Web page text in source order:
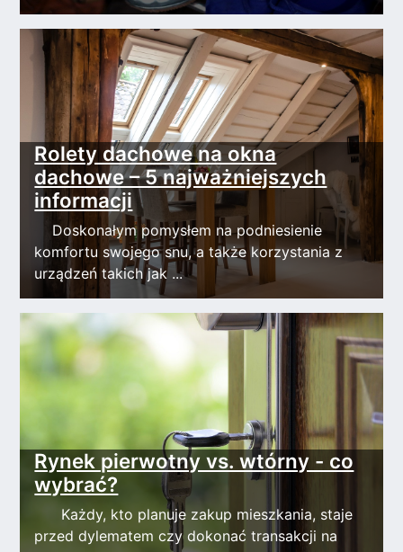
Rolety dachowe na okna
dachowe – 5 najważniejszych
informacji
Doskonałym pomysłem na podniesienie
komfortu swojego snu, a także korzystania z
urządzeń takich jak ...
Rynek pierwotny vs. wtórny - co
wybrać?
Każdy, kto planuje zakup mieszkania, staje
przed dylematem czy dokonać transakcji na